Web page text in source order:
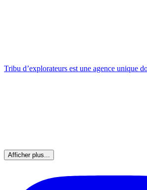
Tribu d’explorateurs est une agence unique
Afficher plus...